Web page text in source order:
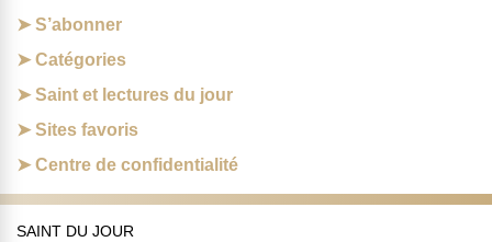
S’abonner
Catégories
Saint et lectures du jour
Sites favoris
Centre de confidentialité
SAINT DU JOUR